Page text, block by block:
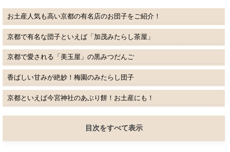
お土産人気も高い京都の有名店のお団子をご紹介！
京都で有名な団子といえば「加茂みたらし茶屋」
京都で愛される「美玉屋」の黒みつだんご
香ばしい甘みが絶妙！梅園のみたらし団子
京都といえば今宮神社のあぶり餅！お土産にも！
目次をすべて表示